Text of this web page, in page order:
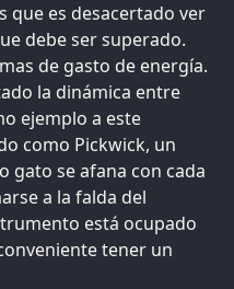
que es desacertado ver
debe ser superado.
de gasto de energía.
la dinámica entre
ejemplo a este
como Pickwick, un
gato se afana con cada
a la falda del
está ocupado
tener un